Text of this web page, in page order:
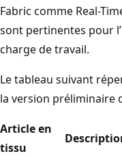
Fabric comme Real-
sont pertinentes pour
charge de travail.
Le tableau suivant
la version préliminaire
Article en
tissu